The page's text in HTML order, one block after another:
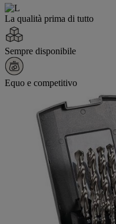
La qualità prima di tutto
Sempre disponibile
Equo e competitivo